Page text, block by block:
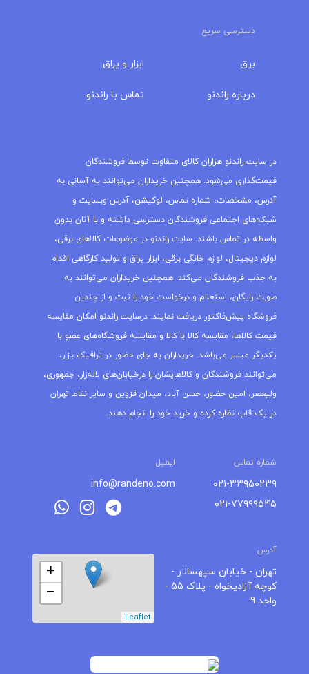
دسترسی سریع
برق
درباره‌ راندنو
ابزار و یراق
تماس با راندنو
در سایت راندنو هزاران کالای متفاوت توسط فروشندگان
قیمت‌گذاری می‌شود. همچنین خریداران می‌توانند به آسانی به
آدرس، مشخصات، شماره تماس، لوکیشن، آدرس وبسایت و
شبکه‌های اجتماعی فروشندگان دسترسی داشته و با آنان بدون
واسطه در تماس باشند. سایت راندنو در موضوعات کالاهای برقی،
لوازم دیجیتال، لوازم خانگی برقی، ابزار یراق و تولید کارگاهی اقدام
به جذب فروشندگان می‌کند. همچنین خریداران می‌توانند به
صورت رایگان، استعلام و درخواست خود را ثبت و از چندین
فروشگاه پیش‌فاکتور دریافت نمایند. درسایت راندنو امکان مقایسه
قیمت کالاها، مقایسه کالا با کالا و مقایسه فروشگاه‌های عضو با
یکدیگر میسر می‌باشد. خریداران به جای حضور در ترافیک بازار،
می‌توانند فروشندگان و کالاهایشان را درخیابان‌های لاله‌زار، جمهوری،
ولیعصر، امین حضور، حسن آباد، میدان قزوین و سایر نقاط تهران
در یک قاب نظاره کرده و خرید خود را انجام دهند.
شماره تماس ایمیل
۰۲۱-۳۳۹۵۰۲۳۹
۰۲۱-۷۷۹۹۹۵۴۵
info@randeno.com
آدرس
تهران - خیابان سپهسالار -
کوچه آزادیخواه - پلاک 55 -
واحد 9
+
−
Leaflet